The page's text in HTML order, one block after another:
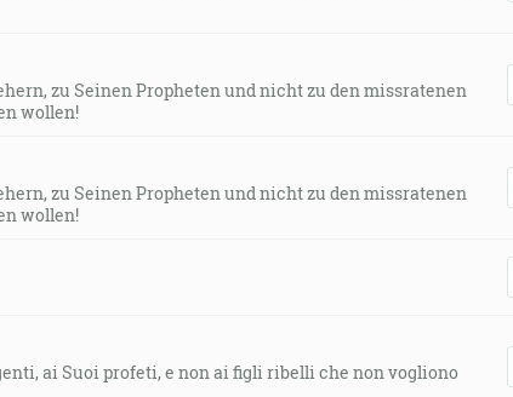
zu Seinen Propheten und nicht zu den missratenen
wollen!
zu Seinen Propheten und nicht zu den missratenen
wollen!
ai Suoi profeti, e non ai figli ribelli che non vogliono